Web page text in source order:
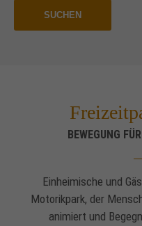
Drop us a line
adipiscing elit.
sociis natoque penatibus
nascetur ridiculus mus.
SUCHEN
BEWEGUNG
Einheimische und
Motorikpark, der
animiert und